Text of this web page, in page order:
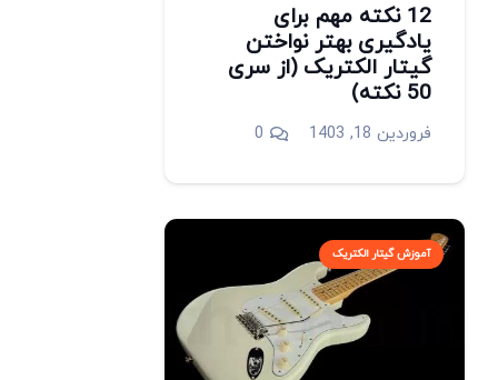
12 نکته مهم برای
یادگیری بهتر نواختن
گیتار الکتریک (از سری
50 نکته)
فروردین 18, 1403 0
آموزش گیتار الکتریک